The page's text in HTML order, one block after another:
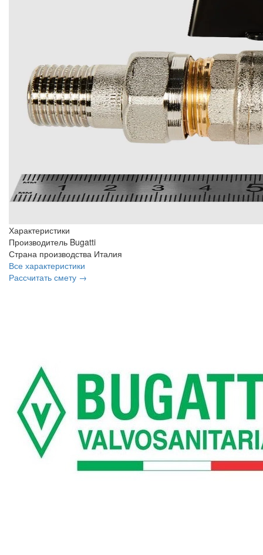
Характеристики
Производитель Bugatti
Страна производства Италия
Все характеристики
Рассчитать смету →